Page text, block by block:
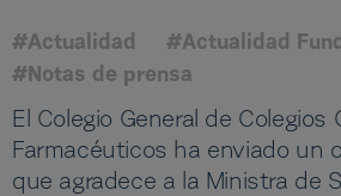
#Actualidad
#Actualidad
#Notas de prensa
El Colegio General de Colegios
Farmacéuticos ha enviado un
que agradece a la Ministra de